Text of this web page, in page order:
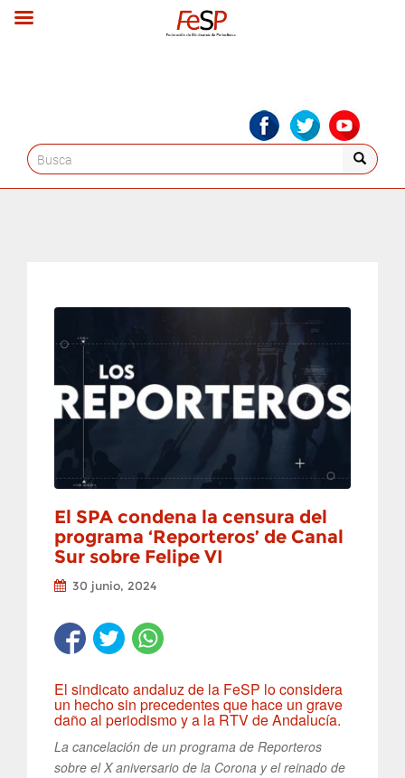
Search
for:
El SPA condena la censura del
programa ‘Reporteros’ de Canal
Sur sobre Felipe VI
30 junio, 2024
El sindicato andaluz de la FeSP lo considera
un hecho sin precedentes que hace un grave
daño al periodismo y a la RTV de Andalucía.
La cancelación de un programa de Reporteros
sobre el X aniversario de la Corona y el reinado de